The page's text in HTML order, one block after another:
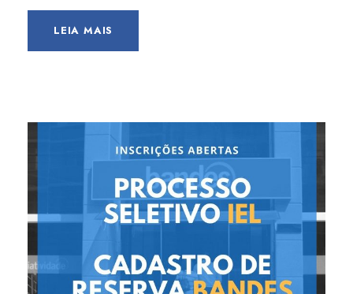
LEIA MAIS